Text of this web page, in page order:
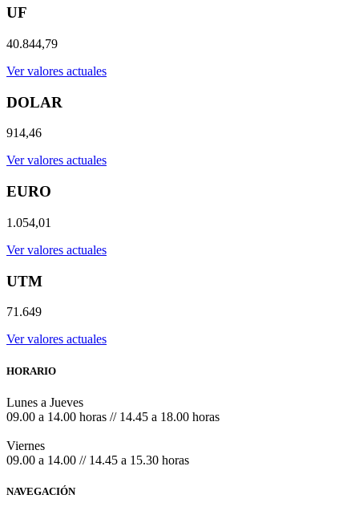
UF
40.844,79
Ver valores actuales
DOLAR
914,46
Ver valores actuales
EURO
1.054,01
Ver valores actuales
UTM
71.649
Ver valores actuales
HORARIO
Lunes a Jueves
09.00 a 14.00 horas // 14.45 a 18.00 horas
Viernes
09.00 a 14.00 // 14.45 a 15.30 horas
NAVEGACIÓN